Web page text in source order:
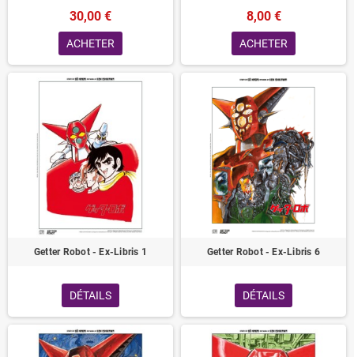
30,00 €
ACHETER
8,00 €
ACHETER
Getter Robot - Ex-Libris 1
DÉTAILS
Getter Robot - Ex-Libris 6
DÉTAILS